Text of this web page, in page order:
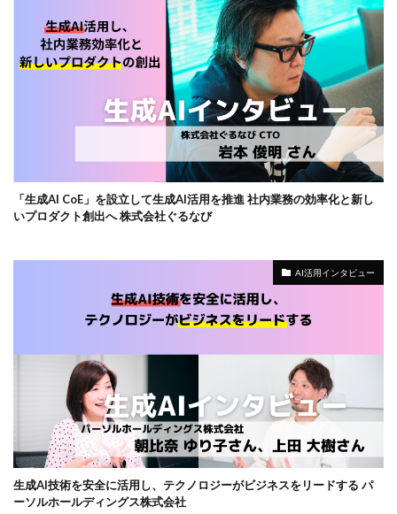
「生成AI CoE」を設立して生成AI活用を推進 社内業務の効率化と新し
いプロダクト創出へ 株式会社ぐるなび
AI活用インタビュー
生成AI技術を安全に活用し、テクノロジーがビジネスをリードする パ
ーソルホールディングス株式会社